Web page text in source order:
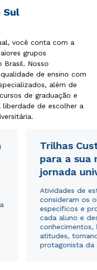
Sul
você conta com a
grupos
Brasil. Nosso
de ensino com
além de
de graduação e
de escolher a
Trilhas
para a sua
jornada
Atividades de
consideram os
específicos e
cada aluno e
conhecimentos,
atitudes,
protagonista da
Privacidade.e
para o
Sul.